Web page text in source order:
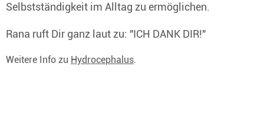
Selbstständigkeit im Alltag zu ermöglichen.
Rana ruft Dir ganz laut zu: "ICH DANK DIR!"
Weitere Info zu Hydrocephalus.